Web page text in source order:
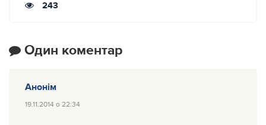
243
Один коментар
Анонім
19.11.2014 о 22:34